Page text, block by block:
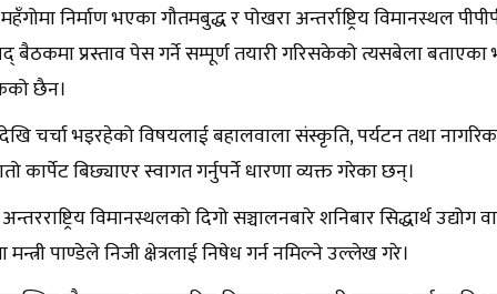
निर्माण भएका गौतमबुद्ध र पोखरा अन्तर्राष्ट्रिय विमानस्थल
बैठकमा प्रस्ताव पेस गर्ने सम्पूर्ण तयारी गरिसकेको त्यसबेला
छैन।
चर्चा भइरहेको विषयलाई बहालवाला संस्कृति, पर्यटन तथा नागरिक
कार्पेट बिछ्याएर स्वागत गर्नुपर्ने धारणा व्यक्त गरेका छन्।
विमानस्थलको दिगो सञ्चालनबारे शनिबार सिद्धार्थ
पाण्डेले निजी क्षेत्रलाई निषेध गर्न नमिल्ने उल्लेख गरे।